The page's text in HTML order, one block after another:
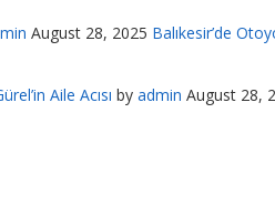
August 28, 2025 Balıkesir’de
Aile Acısı by admin August 28,